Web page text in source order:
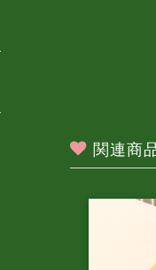
関連商